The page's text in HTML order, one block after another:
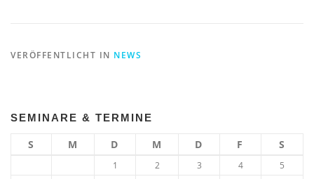
VERÖFFENTLICHT IN NEWS
SEMINARE & TERMINE
S M D M D F S
1 2 3 4
5